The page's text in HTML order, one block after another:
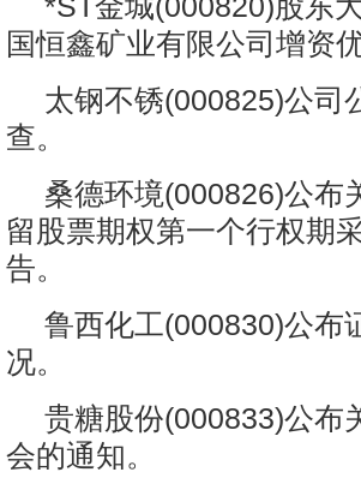
国恒鑫矿业有限公司增资
太钢不锈(000825)公司
查。
桑德环境(000826)公布
留股票期权第一个行权期
告。
鲁西化工(000830)公布
况。
贵糖股份(000833)公布
会的通知。